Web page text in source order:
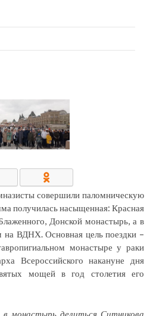
совершили паломническую
получилась насыщенная: Красная
Донской монастырь, а в
ВДНХ. Основная цель поездки –
монастыре у раки
Всероссийского накануне дня
мощей в год столетия его
в монастырь делиться Ситникова